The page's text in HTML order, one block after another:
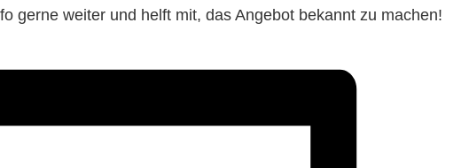
gerne weiter und helft mit, das Angebot bekannt zu machen!